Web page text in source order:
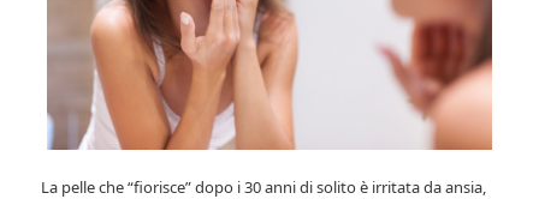
La pelle che “fiorisce” dopo i 30 anni di solito è irritata da ansia,